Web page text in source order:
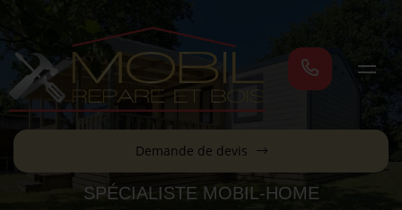
Demande de devis
SPÉCIALISTE MOBIL-HOME